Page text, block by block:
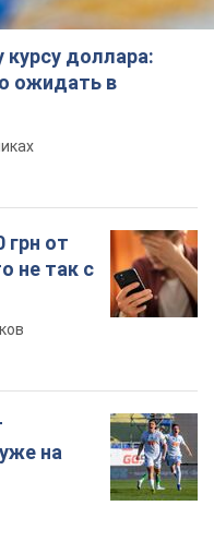
курсу доллара:
ожидать в
от
не так с
на